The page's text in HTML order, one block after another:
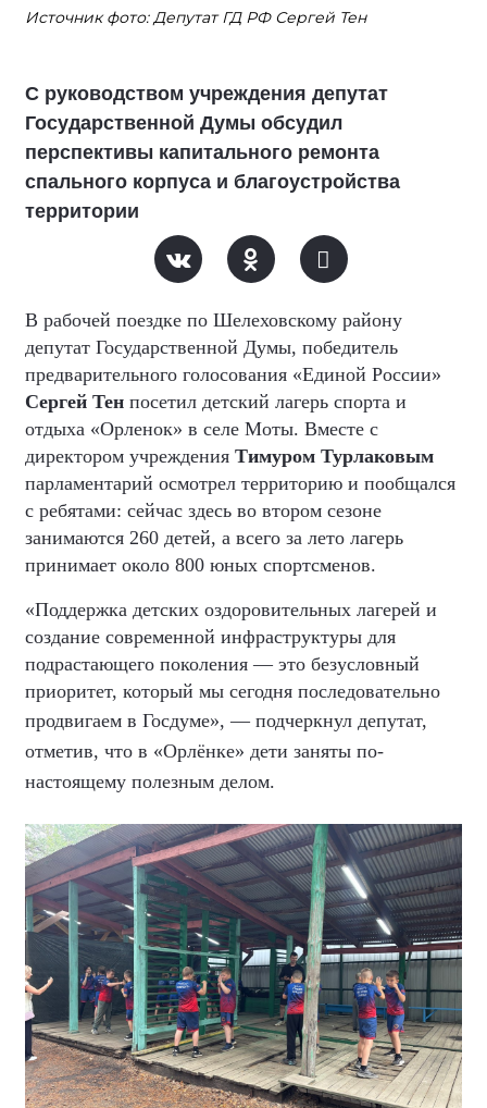
Источник фото: Депутат ГД РФ Сергей Тен
С руководством учреждения депутат
Государственной Думы обсудил
перспективы капитального ремонта
спального корпуса и благоустройства
территории
В рабочей поездке по Шелеховскому району
депутат Государственной Думы, победитель
предварительного голосования «Единой России»
Сергей Тен посетил детский лагерь спорта и
отдыха «Орленок» в селе Моты. Вместе с
директором учреждения Тимуром Турлаковым
парламентарий осмотрел территорию и пообщался
с ребятами: сейчас здесь во втором сезоне
занимаются 260 детей, а всего за лето лагерь
принимает около 800 юных спортсменов.
«Поддержка детских оздоровительных лагерей и
создание современной инфраструктуры для
подрастающего поколения — это безусловный
приоритет, который мы сегодня последовательно
продвигаем в Госдуме»,—подчеркнул депутат,
отметив, что в «Орлёнке» дети заняты по-
настоящему полезным делом.